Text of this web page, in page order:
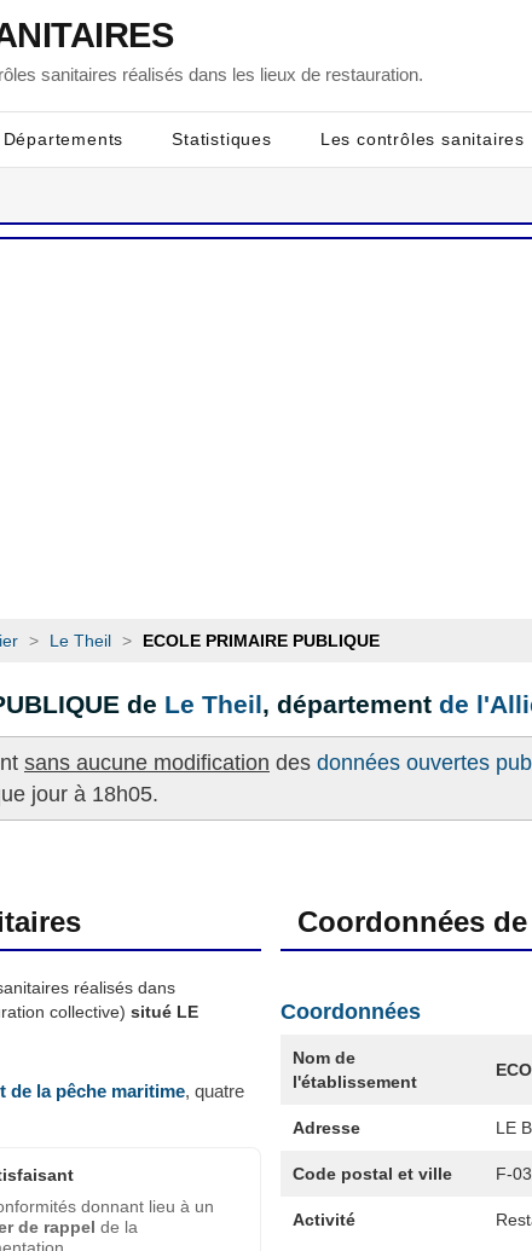
sanitaires réalisés dans les lieux de restauration.
Départements Statistiques Les contrôles sanitaires
> Le Theil > ECOLE PRIMAIRE PUBLIQUE
de Le Theil, département de
sans aucune modification des données ouvertes
jour à 18h05.
réalisés dans
collective) situé LE
de la pêche maritime, quatre
donnant lieu à un
de rappel de la
Coordonnées
Coordonnées
Nom de
l'établissement
Adresse LE
Code postal et ville F-
Activité